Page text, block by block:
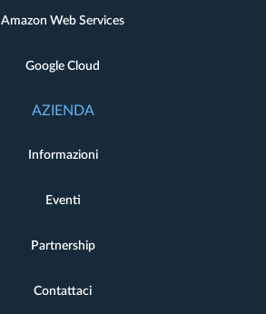
Amazon Web Services
Google Cloud
AZIENDA
Informazioni
Eventi
Partnership
Contattaci